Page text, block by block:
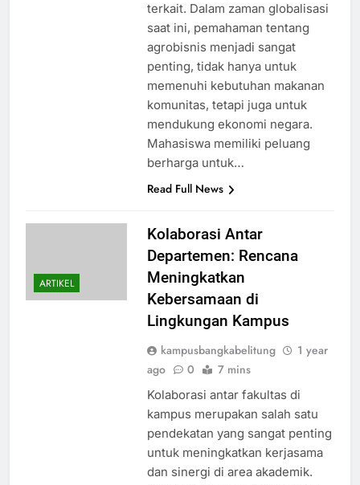
terkait. Dalam zaman globalisasi
saat ini, pemahaman tentang
agrobisnis menjadi sangat
penting, tidak hanya untuk
memenuhi kebutuhan makanan
komunitas, tetapi juga untuk
mendukung ekonomi negara.
Mahasiswa memiliki peluang
berharga untuk…
Read Full News
ARTIKEL
Kolaborasi Antar
Departemen: Rencana
Meningkatkan
Kebersamaan di
Lingkungan Kampus
kampusbangkabelitung
1 year
ago
0 7 mins
Kolaborasi antar fakultas di
kampus merupakan salah satu
pendekatan yang sangat penting
untuk meningkatkan kerjasama
dan sinergi di area akademik.